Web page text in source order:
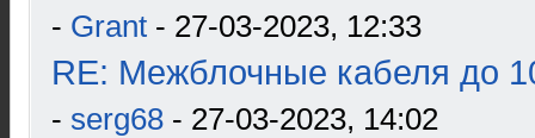
- Grant - 27-03-2023, 12:33
RE: Межблочные кабеля до
- serg68 - 27-03-2023, 14:02